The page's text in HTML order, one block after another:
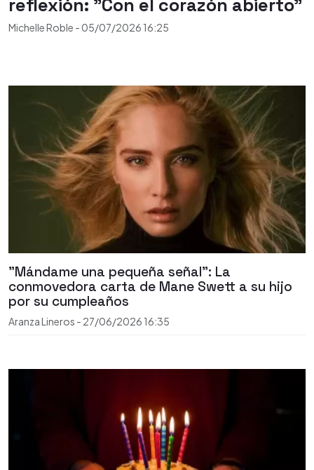
reflexión: "Con el corazón abierto"
Michelle Roble - 05/07/2026 16:25
"Mándame una pequeña señal": La
conmovedora carta de Mane Swett a su hijo
por su cumpleaños
Aranza Lineros - 27/06/2026 16:35